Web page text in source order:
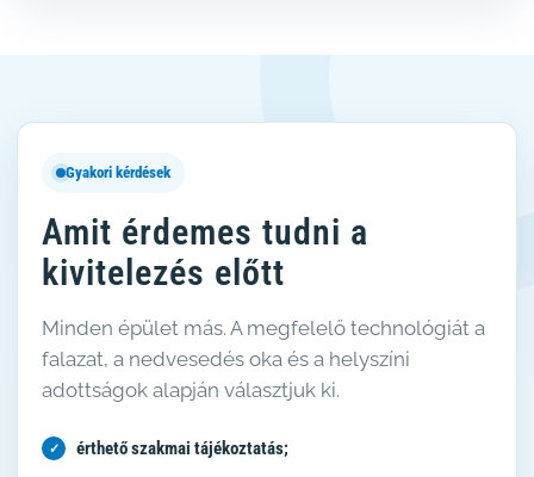
Gyakori kérdések
Amit érdemes tudni a
kivitelezés előtt
Minden épület más. A megfelelő technológiát a
falazat, a nedvesedés oka és a helyszíni
adottságok alapján választjuk ki.
érthető szakmai tájékoztatás;